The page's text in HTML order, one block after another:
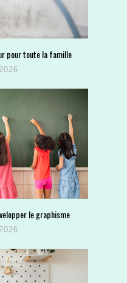
pour toute la famille
le graphisme